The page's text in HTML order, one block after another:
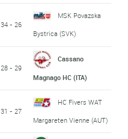
34 - 26
MSK Povazska
Bystrica (SVK)
28 - 29
Cassano
Magnago HC (ITA)
31 - 27
HC Fivers WAT
Margareten Vienne (AUT)